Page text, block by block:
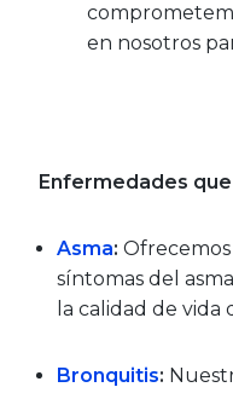
en nosotros
Enfermedades
Asma:
síntomas del
la calidad de
Bronquitis: